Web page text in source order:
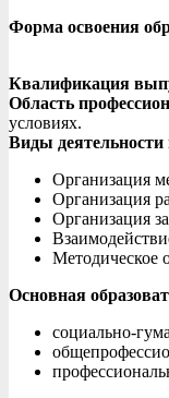
Форма освоения
Квалификация
Область
условиях.
Виды деятельности
Организация
Организация
Организация
Методическое
Основная
социально-